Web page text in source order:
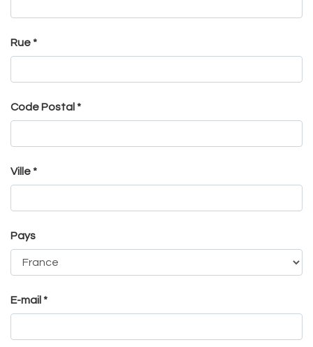
Rue *
Code Postal *
Ville *
Pays
E-mail *